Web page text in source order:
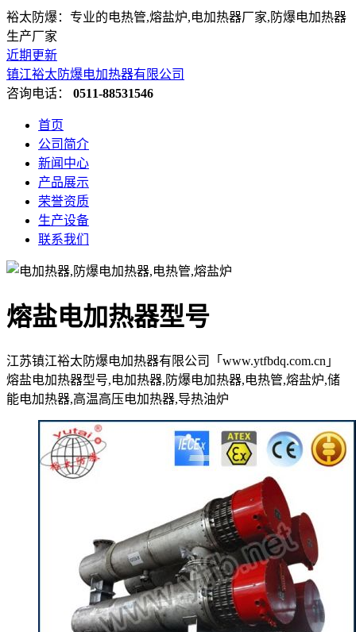
裕太防爆：专业的电热管,熔盐炉,电加热器厂家,防爆电加热器
生产厂家
近期更新
镇江裕太防爆电加热器有限公司
咨询电话： 0511-88531546
首页
公司简介
新闻中心
产品展示
荣誉资质
生产设备
联系我们
熔盐电加热器型号
江苏镇江裕太防爆电加热器有限公司「www.ytfbdq.com.cn」
熔盐电加热器型号,电加热器,防爆电加热器,电热管,熔盐炉,储
能电加热器,高温高压电加热器,导热油炉